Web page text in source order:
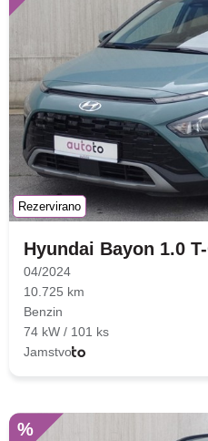
Rezervirano
Hyundai Bayon 1.0
04/2024
10.725 km
Benzin
74 kW / 101 ks
Jamstvo
%
Brza pretraga